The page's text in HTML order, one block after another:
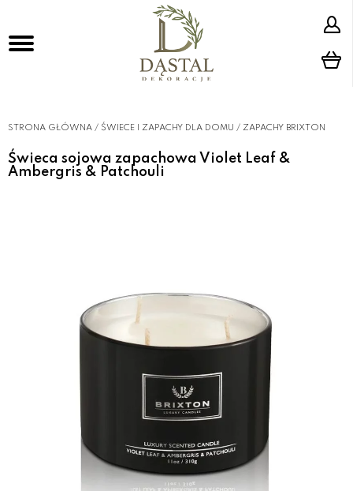
STRONA GŁÓWNA / ŚWIECE I ZAPACHY DLA DOMU / ZAPACHY BRIXTON
Świeca sojowa zapachowa Violet Leaf &
Ambergris & Patchouli